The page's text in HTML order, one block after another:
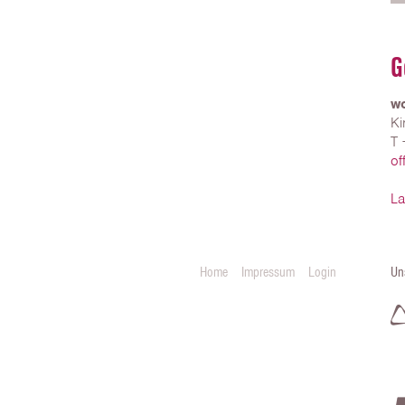
T
Home Impressum Login